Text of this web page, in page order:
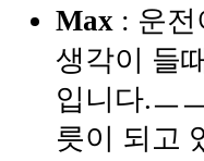
Max : 운
생각이 들
입니다.ㅡ
릇이 되고